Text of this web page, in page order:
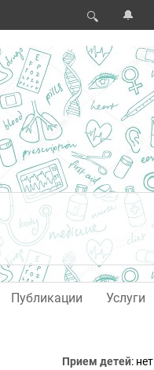
🔍 🔔
Публикации Услуги
Прием детей: нет